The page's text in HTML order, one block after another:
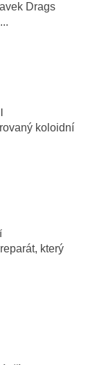
Drags
koloidní
který